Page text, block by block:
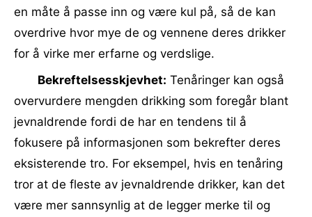
en måte å passe inn og være kul på, så de kan
overdrive hvor mye de og vennene deres drikker
for å virke mer erfarne og verdslige.
Bekreftelsesskjevhet: Tenåringer kan også
overvurdere mengden drikking som foregår blant
jevnaldrende fordi de har en tendens til å
fokusere på informasjonen som bekrefter deres
eksisterende tro. For eksempel, hvis en tenåring
tror at de fleste av jevnaldrende drikker, kan det
være mer sannsynlig at de legger merke til og